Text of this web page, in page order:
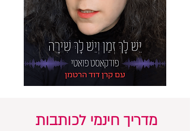
מדריך חינמי לכותבות